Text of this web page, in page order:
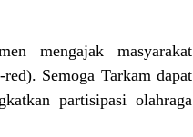
mengajak masyarakat
Semoga Tarkam dapat
partisipasi olahraga